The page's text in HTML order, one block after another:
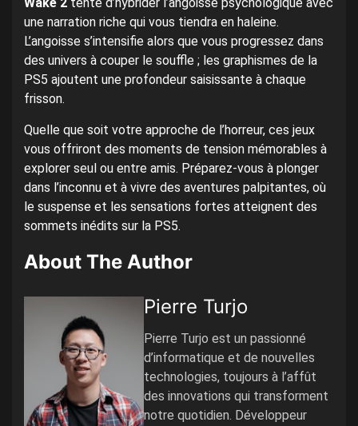
une narration riche qui vous tiendra en haleine.
L’angoisse s’intensifie alors que vous progressez dans
des univers à couper le souffle ; les graphismes de la
PS5 ajoutent une profondeur saisissante à chaque
frisson.
Quelle que soit votre approche de l’horreur, ces jeux
vous offriront des moments de tension mémorables à
explorer seul ou entre amis. Préparez-vous à plonger
dans l’inconnu et à vivre des aventures palpitantes, où
le suspense et les sensations fortes atteignent des
sommets inédits sur la PS5.
About The Author
Pierre Turjo
Pierre Turjo est un passionné
d’informatique et de nouvelles
technologies, toujours à l’affût
des innovations qui transforment
notre quotidien. Développeur